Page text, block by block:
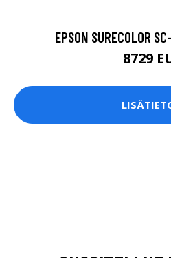
EPSON SURECOLOR
8729